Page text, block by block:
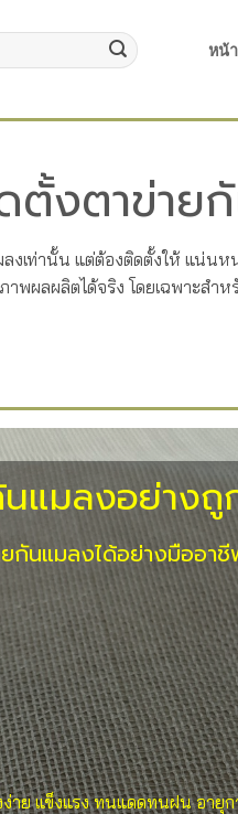
หน้
ตั้งตาข่าย
ลงเท่านั้น แต่ต้องติดตั้งให้ แน่น
พผลผลิตได้จริง โดยเฉพาะสำ
แมลงอย่างถู
กันแมลงได้อย่างมืออา
าย แข็งแรง ทนแดดทนฝน อายุ